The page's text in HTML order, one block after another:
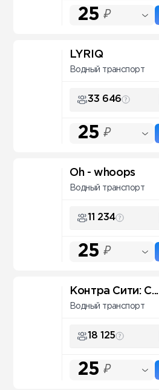
25 ₽
LYRIQ
Водный транспорт
33 646
25 ₽
Oh - whoops
Водный транспорт
11 234
25 ₽
Контра Сити: C...
Водный транспорт
18 125
25 ₽